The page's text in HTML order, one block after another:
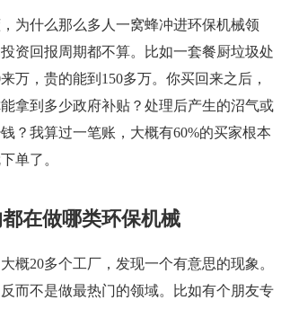
为什么那么多人一窝蜂冲进环保机械领
资回报周期都不算。比如一套餐厨垃圾处
万，贵的能到150多万。你买回来之后，
拿到多少政府补贴？处理后产生的沼气或
？我算过一笔账，大概有60%的买家根本
单了。
在做哪类环保机械
概20多个工厂，发现一个有意思的现象。
而不是做最热门的领域。比如有个朋友专